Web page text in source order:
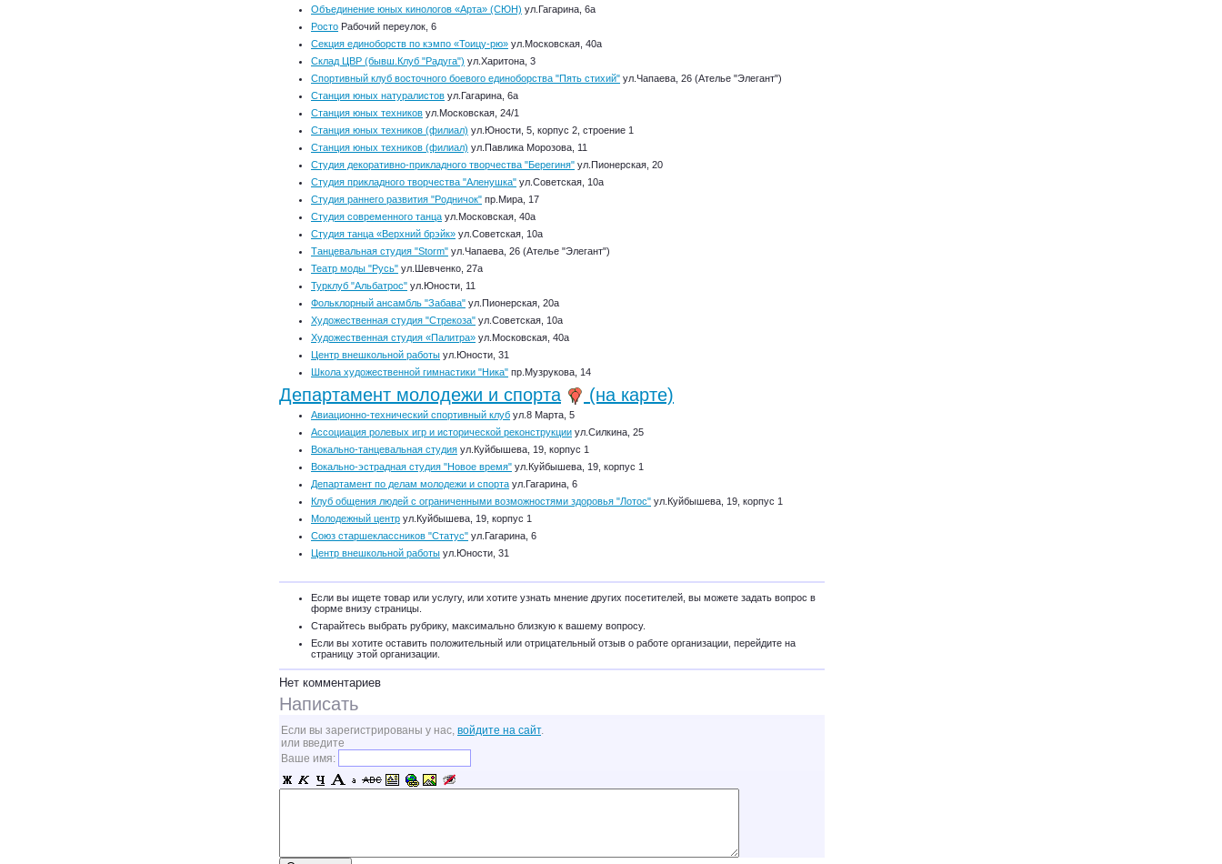
Объединение юных кинологов «Арта» (СЮН) ул.Гагарина, 6а
Росто Рабочий переулок, 6
Секция единоборств по кэмпо «Тоицу-рю» ул.Московская, 40а
Склад ЦВР (бывш.Клуб "Радуга") ул.Харитона, 3
Спортивный клуб восточного боевого единоборства "Пять стихий" ул.Чапаева, 26 (Ателье "Элегант")
Станция юных натуралистов ул.Гагарина, 6а
Станция юных техников ул.Московская, 24/1
Станция юных техников (филиал) ул.Юности, 5, корпус 2, строение 1
Станция юных техников (филиал) ул.Павлика Морозова, 11
Студия декоративно-прикладного творчества "Берегиня" ул.Пионерская, 20
Студия прикладного творчества "Аленушка" ул.Советская, 10а
Студия раннего развития "Родничок" пр.Мира, 17
Студия современного танца ул.Московская, 40а
Студия танца «Верхний брэйк» ул.Советская, 10а
Танцевальная студия "Storm" ул.Чапаева, 26 (Ателье "Элегант")
Театр моды "Русь" ул.Шевченко, 27а
Турклуб "Альбатрос" ул.Юности, 11
Фольклорный ансамбль "Забава" ул.Пионерская, 20а
Художественная студия "Стрекоза" ул.Советская, 10а
Художественная студия «Палитра» ул.Московская, 40а
Центр внешкольной работы ул.Юности, 31
Школа художественной гимнастики "Ника" пр.Музрукова, 14
Департамент молодежи и спорта (на карте)
Авиационно-технический спортивный клуб ул.8 Марта, 5
Ассоциация ролевых игр и исторической реконструкции ул.Силкина, 25
Вокально-танцевальная студия ул.Куйбышева, 19, корпус 1
Вокально-эстрадная студия "Новое время" ул.Куйбышева, 19, корпус 1
Департамент по делам молодежи и спорта ул.Гагарина, 6
Клуб общения людей с ограниченными возможностями здоровья "Лотос" ул.Куйбышева, 19, корпус 1
Молодежный центр ул.Куйбышева, 19, корпус 1
Союз старшеклассников "Статус" ул.Гагарина, 6
Центр внешкольной работы ул.Юности, 31
Если вы ищете товар или услугу, или хотите узнать мнение других посетителей, вы можете задать вопрос в
форме внизу страницы.
Старайтесь выбрать рубрику, максимально близкую к вашему вопросу.
Если вы хотите оставить положительный или отрицательный отзыв о работе организации, перейдите на
страницу этой организации.
Нет комментариев
Написать
Если вы зарегистрированы у нас, войдите на сайт.
или введите
Ваше имя: